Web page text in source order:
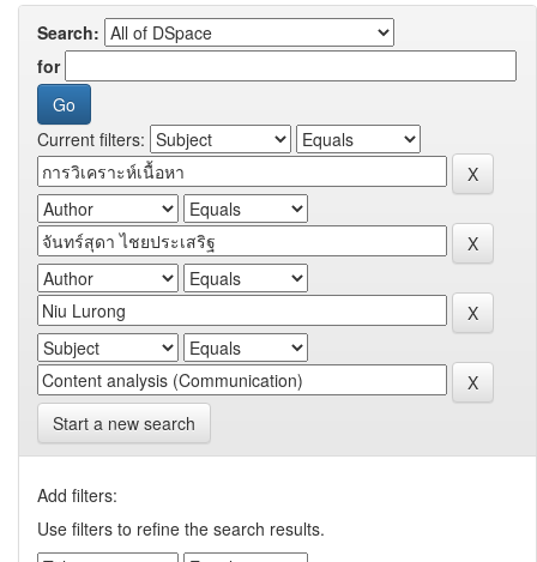
Search:
for
Current filters:
Start a new search
Add filters:
Use filters to refine the search results.